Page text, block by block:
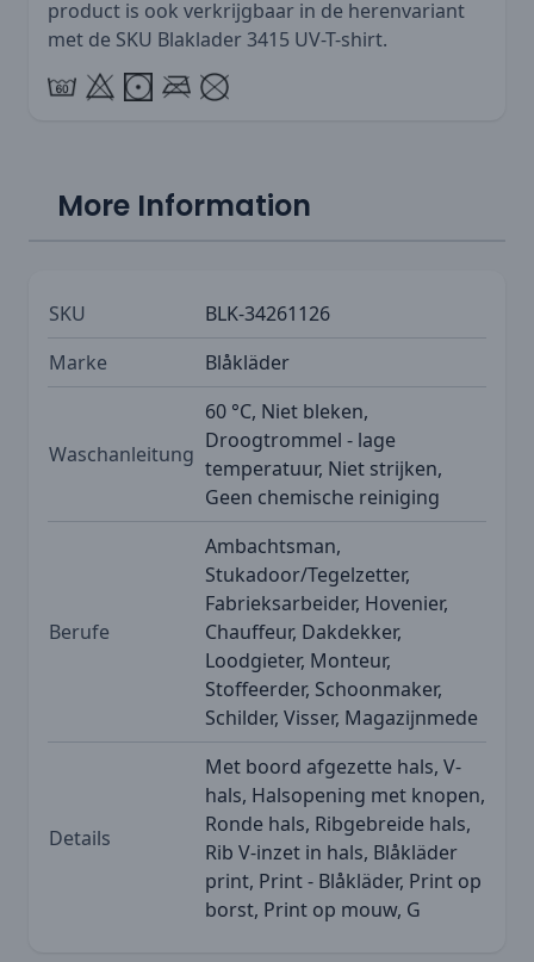
product is ook verkrijgbaar in de herenvariant
met de SKU Blaklader 3415 UV-T-shirt.
More Information
SKU
BLK-34261126
Marke
Blåkläder
Waschanleitung
60 °C, Niet bleken,
Droogtrommel - lage
temperatuur, Niet strijken,
Geen chemische reiniging
Berufe
Ambachtsman,
Stukadoor/Tegelzetter,
Fabrieksarbeider, Hovenier,
Chauffeur, Dakdekker,
Loodgieter, Monteur,
Stoffeerder, Schoonmaker,
Schilder, Visser, Magazijnmede
Details
Met boord afgezette hals, V-
hals, Halsopening met knopen,
Ronde hals, Ribgebreide hals,
Rib V-inzet in hals, Blåkläder
print, Print - Blåkläder, Print op
borst, Print op mouw, G